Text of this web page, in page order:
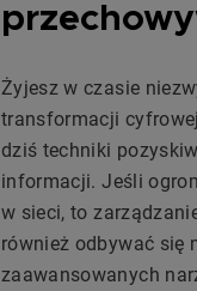
Żyjesz w czasie
transformacji
dziś techniki
informacji. Jeśli
w sieci, to
również odbywać się
zaawansowanych